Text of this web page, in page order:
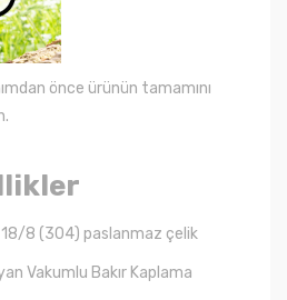
önce ürünün tamamını
18/8 (304) paslanmaz çelik
Vakumlu Bakır Kaplama